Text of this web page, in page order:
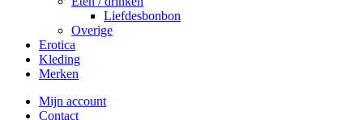
Liefdesbonbon
Overige
Erotica
Kleding
Merken
Mijn account
Contact